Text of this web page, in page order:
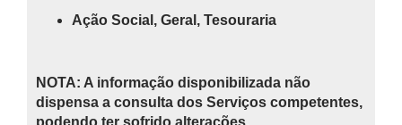
Ação Social, Geral, Tesouraria
NOTA: A informação disponibilizada não
dispensa a consulta dos Serviços competentes,
podendo ter sofrido alterações.